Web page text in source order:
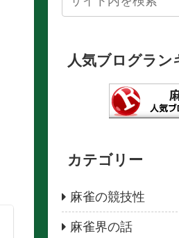
人気ブログラン
カテゴリー
麻雀の競技性
麻雀界の話